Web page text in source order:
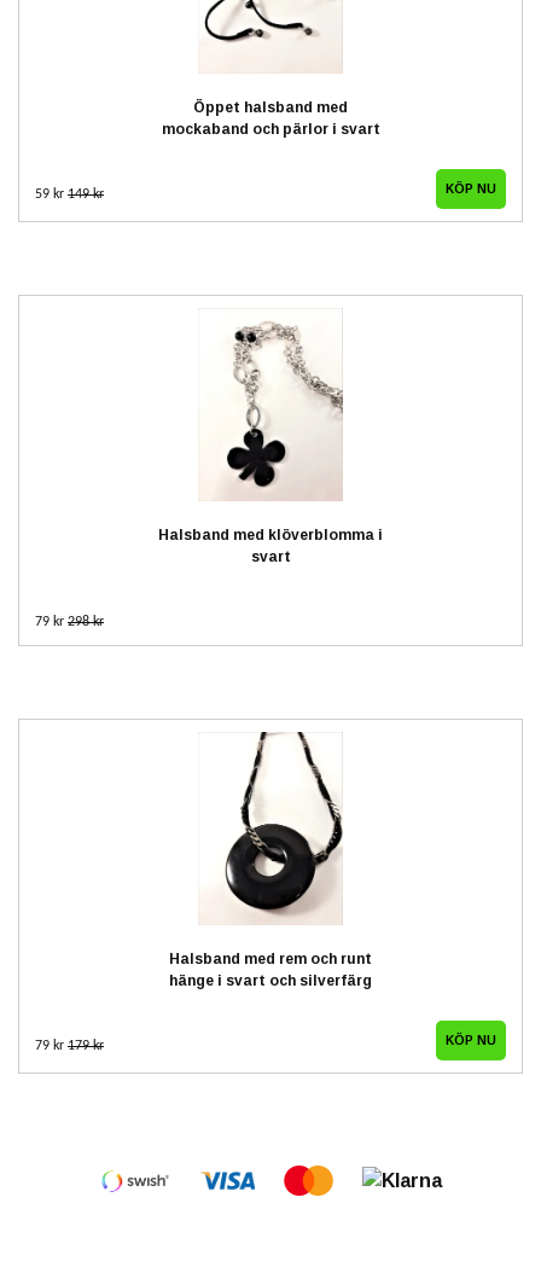
Öppet halsband med
mockaband och pärlor i svart
59 kr 149 kr
Halsband med klöverblomma i
svart
79 kr 298 kr
Halsband med rem och runt
hänge i svart och silverfärg
79 kr 179 kr